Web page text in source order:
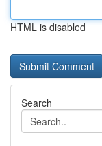
HTML is disabled
Search